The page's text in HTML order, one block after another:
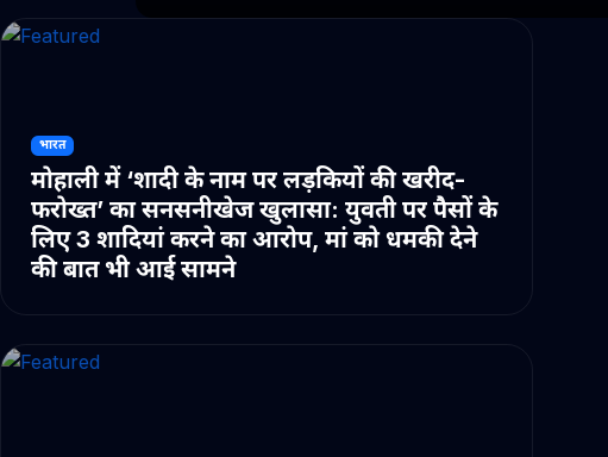
भारत
मोहाली में ‘शादी के नाम पर लड़कियों की खरीद-
फरोख्त’ का सनसनीखेज खुलासा: युवती पर पैसों के
लिए 3 शादियां करने का आरोप, मां को धमकी देने
की बात भी आई सामने